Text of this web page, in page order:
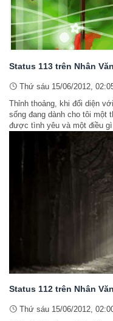
Status 113 trên Nhân
Thứ sáu 15/06/2012,
Thỉnh thoảng, khi đối diện
sống đang dành cho tôi một
được tình yêu và một điều
Status 112 trên Nhân
Thứ sáu 15/06/2012,